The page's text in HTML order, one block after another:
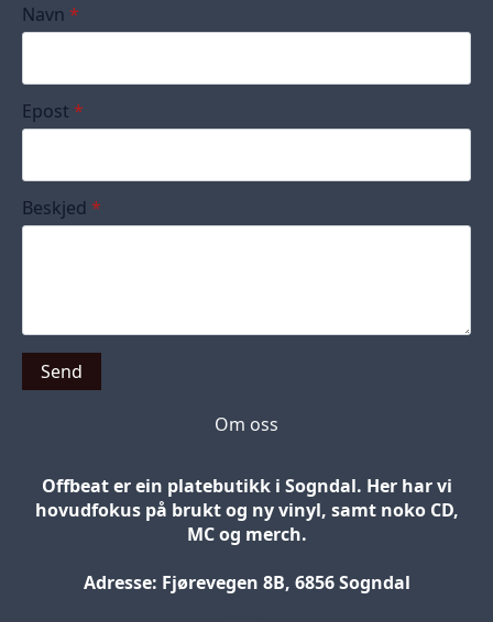
Navn *
Epost *
Beskjed *
Send
Om oss
Offbeat er ein platebutikk i Sogndal. Her har vi
hovudfokus på brukt og ny vinyl, samt noko CD,
MC og merch.
Adresse: Fjørevegen 8B, 6856 Sogndal